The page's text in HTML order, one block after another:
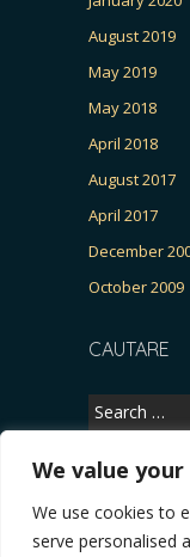
We value
We use cookies to
serve personalised
August 2019
May 2019
May 2018
April 2018
August 2017
April 2017
December
October 2009
CAUTARE
Search
for:
Copyright ©